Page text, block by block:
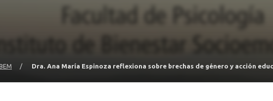
/ Dra. Ana María Espinoza reflexiona sobre brechas de género y acción